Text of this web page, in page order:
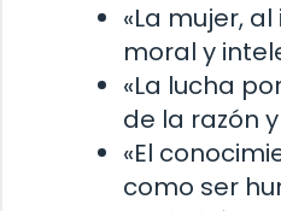
«La mujer,
moral y
«La lucha
de la razón
«El
como ser